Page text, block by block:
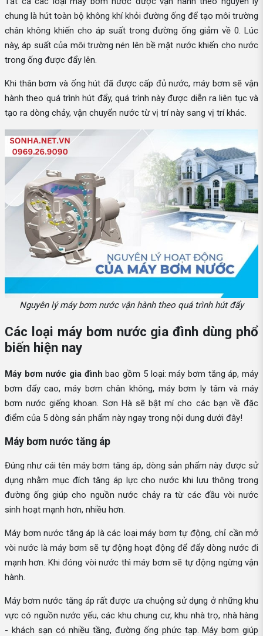
chung là hút toàn bộ không khí khỏi đường ống để tạo môi trường
chân không khiến cho áp suất trong đường ống giảm về 0. Lúc
này, áp suất của môi trường nén lên bề mặt nước khiến cho nước
trong ống được đẩy lên.
Khi thân bơm và ống hút đã được cấp đủ nước, máy bơm sẽ vận
hành theo quá trình hút đẩy, quá trình này được diễn ra liên tục và
tạo ra dòng chảy, vận chuyển nước từ vị trí này sang vị trí khác.
Nguyên lý máy bơm nước vận hành theo quá trình hút đẩy
Các loại máy bơm nước gia đình dùng phổ
biến hiện nay
Máy bơm nước gia đình bao gồm 5 loại: máy bơm tăng áp, máy
bơm đẩy cao, máy bơm chân không, máy bơm ly tâm và máy
bơm nước giếng khoan. Sơn Hà sẽ bật mí cho các bạn về đặc
điểm của 5 dòng sản phẩm này ngay trong nội dung dưới đây!
Máy bơm nước tăng áp
Đúng như cái tên máy bơm tăng áp, dòng sản phẩm này được sử
dụng nhằm mục đích tăng áp lực cho nước khi lưu thông trong
đường ống giúp cho nguồn nước chảy ra từ các đầu vòi nước
sinh hoạt mạnh hơn, nhiều hơn.
Máy bơm nước tăng áp là các loại máy bơm tự động, chỉ cần mở
vòi nước là máy bơm sẽ tự động hoạt động để đẩy dòng nước đi
mạnh hơn. Khi đóng vòi nước thì máy bơm sẽ tự động ngừng vận
hành.
Máy bơm nước tăng áp rất được ưa chuộng sử dụng ở những khu
vực có nguồn nước yếu, các khu chung cư, khu nhà trọ, nhà hàng
- khách sạn có nhiều tầng, đường ống phức tạp. Máy bơm giúp